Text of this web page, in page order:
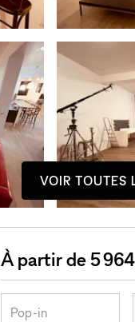
VOIR TOUTES
À partir de 5